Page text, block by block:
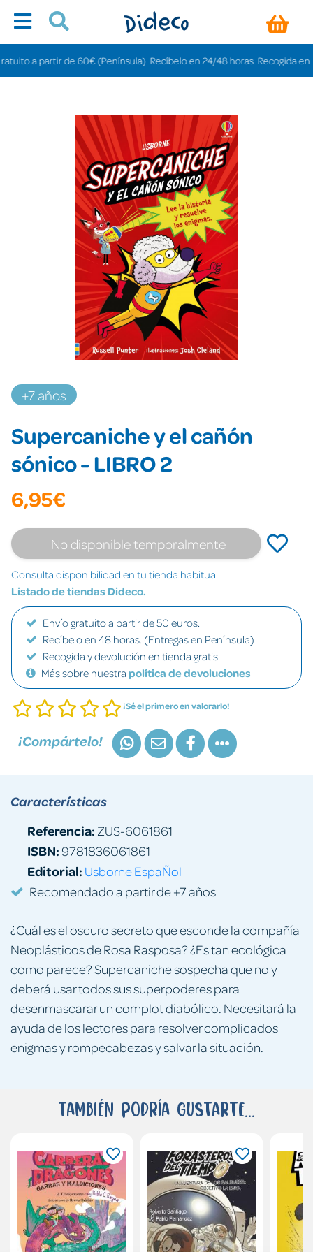
a partir de 60€ (Península). Recíbelo en 24/48 horas. Recogida en
+7 años
Supercaniche y el cañón
sónico - LIBRO 2
6,95€
No disponible temporalmente
Consulta disponibilidad en tu tienda habitual.
Listado de tiendas Dideco.
Envío gratuito a partir de 50 euros.
Recíbelo en 48 horas. (Entregas en Península)
Recogida y devolución en tienda gratis.
Más sobre nuestra política de devoluciones
¡Sé el primero en valorarlo!
¡Compártelo!
¿Cuál es el oscuro secreto que esconde la compañía
Neoplásticos de Rosa Rasposa? ¿Es tan ecológica
como parece? Supercaniche sospecha que no y
deberá usar todos sus superpoderes para
desenmascarar un complot diabólico. Necesitará la
ayuda de los lectores para resolver complicados
enigmas y rompecabezas y salvar la situación.
Características
Referencia: ZUS-6061861
ISBN:9781836061861
Editorial: Usborne EspaÑol
Recomendado a partir de +7 años
También podría gustarte...